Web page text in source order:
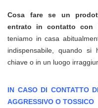
Cosa fare se un
entrato in contatto con
teniamo in casa
indispensabile, quando si
chiave o in un luogo
IN CASO DI CONTATTO
AGGRESSIVO O TOSSICO